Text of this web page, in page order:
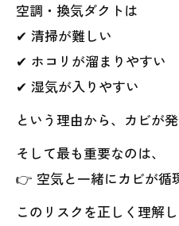
空調・換気ダクトは
✔ 清掃が難しい
✔ ホコリが溜まりやすい
✔ 湿気が入りやすい
という理由から、カビが
そして最も重要なのは、
👉 空気と一緒にカビが循
このリスクを正しく理解し